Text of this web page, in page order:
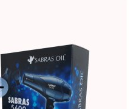
לחנות
שלנו